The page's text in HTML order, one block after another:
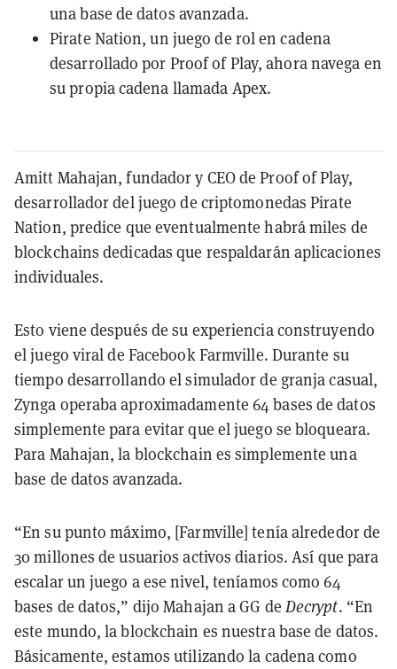
una base de datos avanzada.
Pirate Nation, un juego de rol en cadena
desarrollado por Proof of Play, ahora navega en
su propia cadena llamada Apex.
Amitt Mahajan, fundador y CEO de Proof of Play,
desarrollador del juego de criptomonedas Pirate
Nation, predice que eventualmente habrá miles de
blockchains dedicadas que respaldarán aplicaciones
individuales.
Esto viene después de su experiencia construyendo
el juego viral de Facebook Farmville. Durante su
tiempo desarrollando el simulador de granja casual,
Zynga operaba aproximadamente 64 bases de datos
simplemente para evitar que el juego se bloqueara.
Para Mahajan, la blockchain es simplemente una
base de datos avanzada.
“En su punto máximo, [Farmville] tenía alrededor de
30 millones de usuarios activos diarios. Así que para
escalar un juego a ese nivel, teníamos como 64
bases de datos,” dijo Mahajan a GG de Decrypt. “En
este mundo, la blockchain es nuestra base de datos.
Básicamente, estamos utilizando la cadena como